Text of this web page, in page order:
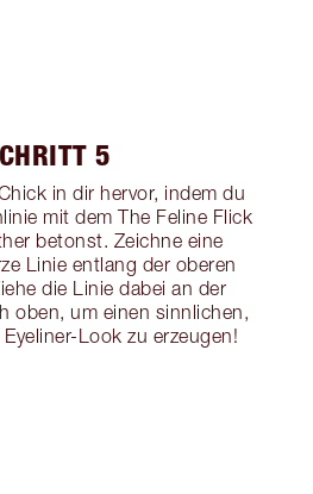
5
in dir hervor, indem du
mit dem The Feline Flick
betonst. Zeichne eine
Linie entlang der oberen
die Linie dabei an der
oben, um einen sinnlichen,
Look zu erzeugen!